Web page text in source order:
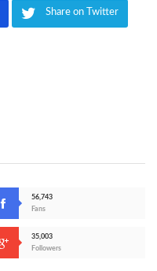
Share on Twitter
56,743
Fans
35,003
Followers